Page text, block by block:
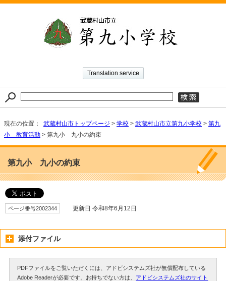
Translation service
現在の位置： 武蔵村山市トップページ > 学校 > 武蔵村山市立第九小学校 > 第九
小 教育活動 > 第九小 九小の約束
第九小 九小の約束
ページ番号2002344 更新日 令和8年6月12日
添付ファイル
PDFファイルをご覧いただくには、アドビシステムズ社が無償配布している
Adobe Readerが必要です。お持ちでない方は、 アドビシステムズ社のサイト